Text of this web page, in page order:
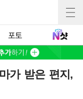
포토
가 받은 편지,